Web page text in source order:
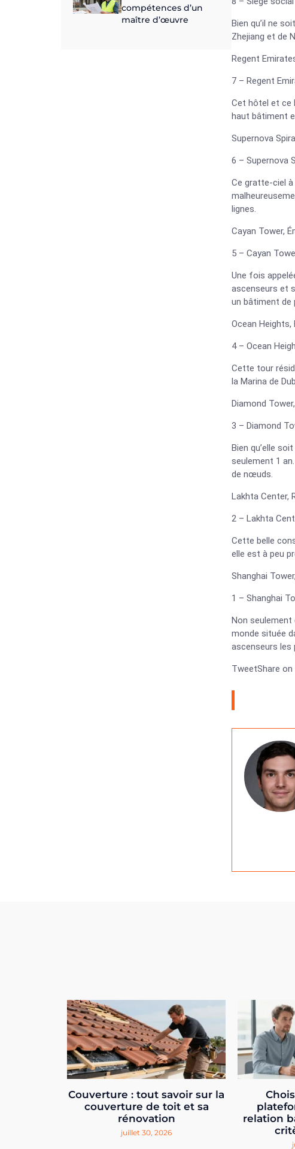
compétences d’un
maître d’œuvre
Bien qu’il ne
Zhejiang et de
Regent
7 – Regent
Cet hôtel et ce
haut bâtiment
Supernova
6 – Supernova
Ce gratte-ciel
lignes.
Cayan Tower,
5 – Cayan
Une fois
ascenseurs et
un bâtiment de
Ocean Heights,
4 – Ocean
Cette tour
la Marina de
Diamond
3 – Diamond
Bien qu’elle
seulement 1
de nœuds.
Lakhta Center,
2 – Lakhta
Cette belle
elle est à peu
Shanghai
1 – Shanghai
Non seulement
monde située
ascenseurs les
TweetShare on
Couverture : tout savoir sur la
couverture de toit et sa
rénovation
juillet 30, 2026
relation